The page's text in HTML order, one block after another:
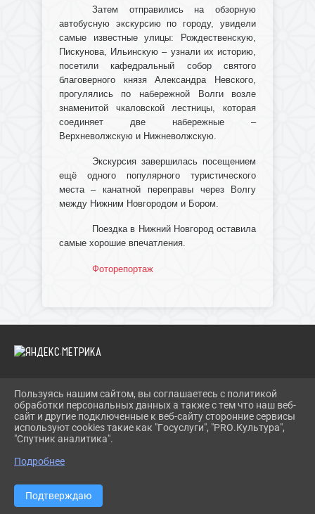
Затем отправились на обзорную
автобусную экскурсию по городу, увидели
самые известные улицы: Рождественскую,
Пискунова, Ильинскую – узнали их историю,
посетили кафедральный собор святого
благоверного князя Александра Невского,
прогулялись по набережной Волги возле
знаменитой чкаловской лестницы, которая
соединяет две набережные –
Верхневолжскую и Нижневолжскую.
Экскурсия завершилась посещением
ещё одного популярного туристического
места – канатной переправы через Волгу
между Нижним Новгородом и Бором.
Поездка в Нижний Новгород оставила
самые хорошие впечатления.
Фоторепортаж
2026 Г. IBRBIB.RU
ВХОД
КАРТА САЙТА
ПОЛИТИКА ОБРАБОТКИ ПЕРСОНАЛЬНЫХ ДАННЫХ
СДЕЛАНО НА KUBCMS
Пользуясь нашим сайтом, вы соглашаетесь с политикой
обработки персональных данных а также с тем что наш веб-
сайт и другие подключенные к веб-сайту сторонние сервисы
используют cookies такие как "Госуслуги", "PRO.Культура",
"Спутник аналитика".
Подробнее
Подтверждаю